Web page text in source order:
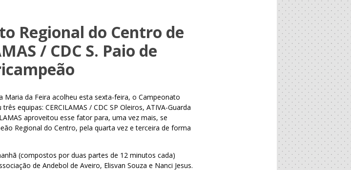
Regional do Centro de
/ CDC S. Paio de
Maria da Feira acolheu esta sexta-feira, o Campeonato
equipas: CERCILAMAS / CDC SP Oleiros, ATIVA-Guarda
aproveitou esse fator para, uma vez mais, se
Regional do Centro, pela quarta vez e terceira de forma
(compostos por duas partes de 12 minutos cada)
de Andebol de Aveiro, Elisvan Souza e Nanci Jesus.